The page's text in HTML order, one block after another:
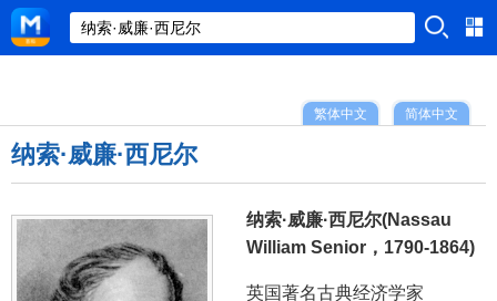
简体中文
繁体中文
纳索·威廉·西尼尔
纳索·威廉·西尼尔(Nassau
William Senior，1790-1864)
英国著名古典经济学家